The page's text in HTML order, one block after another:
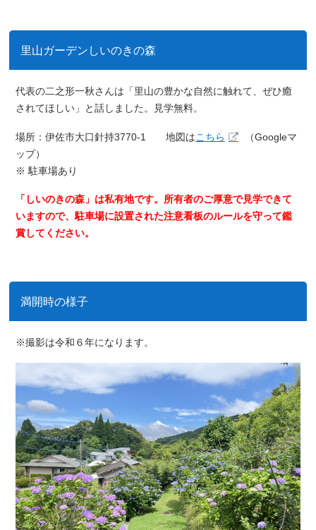
里山ガーデンしいのきの森
代表の二之形一秋さんは「里山の豊かな自然に触れて、ぜひ癒
されてほしい」と話しました。見学無料。
場所：伊佐市大口針持3770-1 地図はこちら
（Googleマ
ップ）
※ 駐車場あり
「しいのきの森」は私有地です。所有者のご厚意で見学できて
いますので、駐車場に設置された注意看板のルールを守って鑑
賞してください。
満開時の様子
※撮影は令和６年になります。